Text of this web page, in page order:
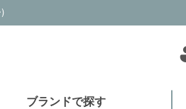
ブランドで探す